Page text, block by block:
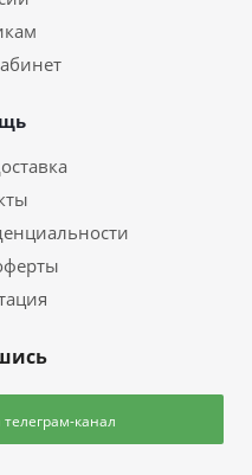
телеграм-канал